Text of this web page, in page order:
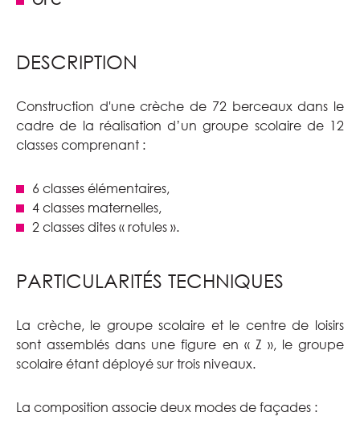
DESCRIPTION
Construction d'une crèche de 72 berceaux dans le
cadre de la réalisation d’un groupe scolaire de 12
classes comprenant :
6 classes élémentaires,
4 classes maternelles,
2 classes dites « rotules ».
PARTICULARITÉS TECHNIQUES
La crèche, le groupe scolaire et le centre de loisirs
sont assemblés dans une figure en « Z », le groupe
scolaire étant déployé sur trois niveaux.
La composition associe deux modes de façades :